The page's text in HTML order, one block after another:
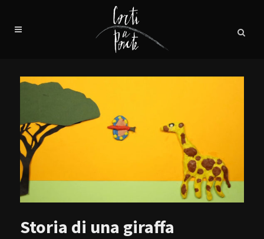
Storia di una giraffa